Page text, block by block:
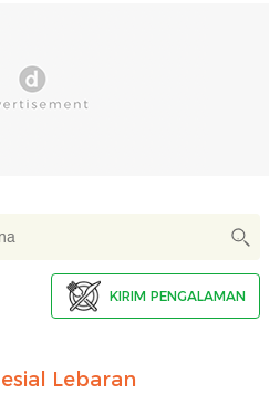
KIRIM PENGALAMAN
Lebaran